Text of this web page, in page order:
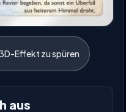
Effekt zu spüren
aus